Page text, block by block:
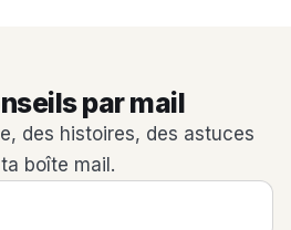
par mail
des histoires, des astuces
boîte mail.